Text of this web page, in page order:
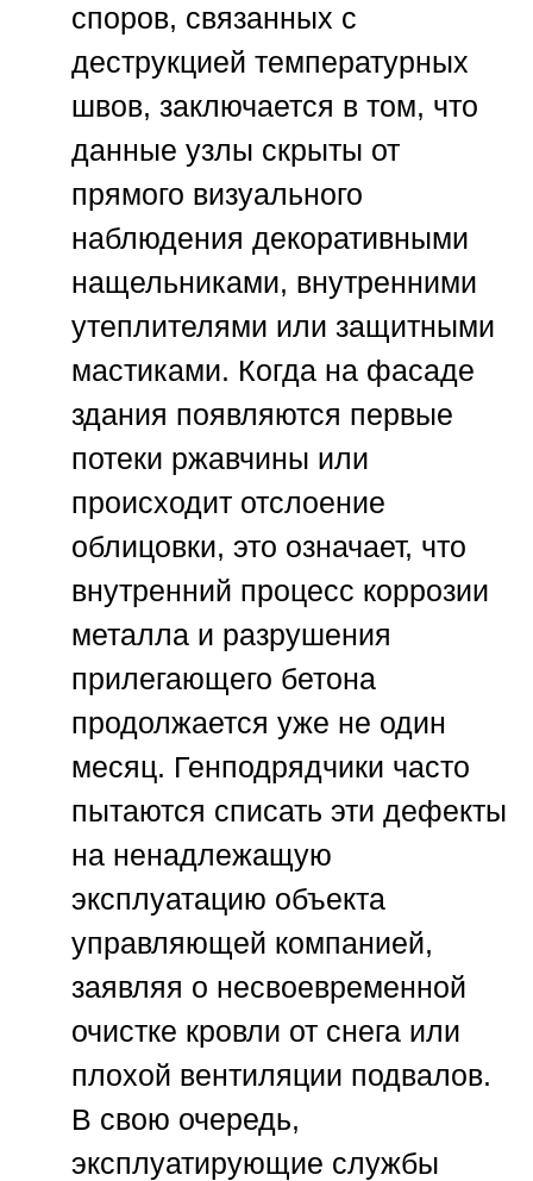
споров, связанных с
деструкцией температурных
швов, заключается в том, что
данные узлы скрыты от
прямого визуального
наблюдения декоративными
нащельниками, внутренними
утеплителями или защитными
мастиками. Когда на фасаде
здания появляются первые
потеки ржавчины или
происходит отслоение
облицовки, это означает, что
внутренний процесс коррозии
металла и разрушения
прилегающего бетона
продолжается уже не один
месяц. Генподрядчики часто
пытаются списать эти дефекты
на ненадлежащую
эксплуатацию объекта
управляющей компанией,
заявляя о несвоевременной
очистке кровли от снега или
плохой вентиляции подвалов.
В свою очередь,
эксплуатирующие службы